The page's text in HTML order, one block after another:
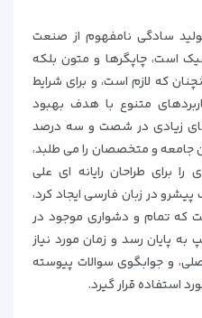
سادگی نامفهوم از صنعت
است، چاپگرها و متون بلکه
که لازم است، و برای شرایط
متنوع با هدف بهبود
زیادی در شصت و سه درصد
جامعه و متخصصان را می طلبد،
را برای طراحان رایانه ای علی
در زبان فارسی ایجاد کرد،
که تمام و دشواری موجود در
به پایان رسد و زمان مورد نیاز
و جوابگوی سوالات پیوسته
استفاده قرار گیرد.